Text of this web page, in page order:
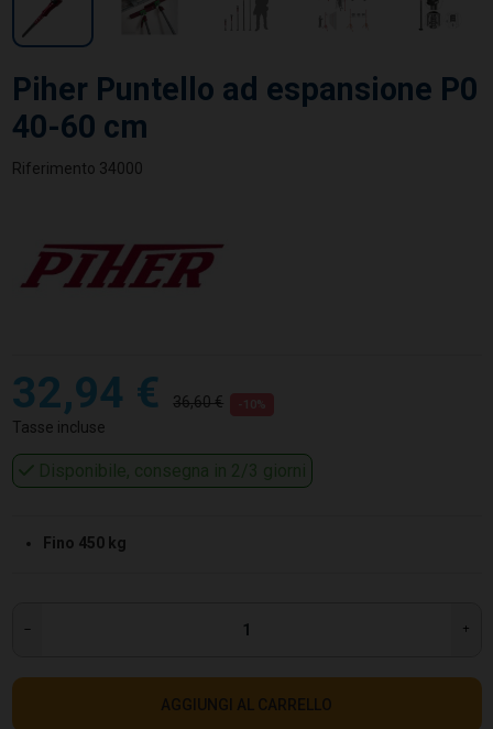
Piher Puntello ad espansione P0
40-60 cm
Riferimento 34000
32,94 € 36,60 €
Tasse incluse
Disponibile, consegna in 2/3 giorni
Fino 450 kg
AGGIUNGI AL CARRELLO